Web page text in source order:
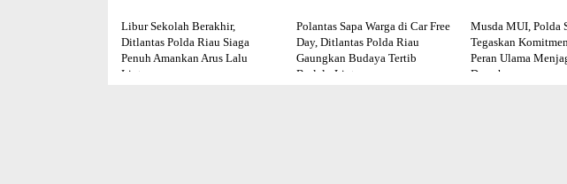
Libur Sekolah Berakhir,
Ditlantas Polda Riau Siaga
Penuh Amankan Arus Lalu
Lintas
Polantas Sapa Warga di Car Free
Day, Ditlantas Polda Riau
Gaungkan Budaya Tertib
Berlalu Lintas
Musda MUI, Polda
Tegaskan
Peran Ulama
Daerah